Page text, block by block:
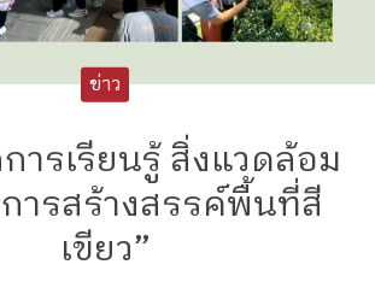
ข่าว
ารเรียนรู้ สิ่งแวดล้อม
ารสร้างสรรค์พื้นที่สี
เขียว”